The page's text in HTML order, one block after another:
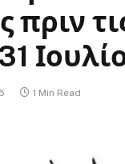
πριν
1 Min Read